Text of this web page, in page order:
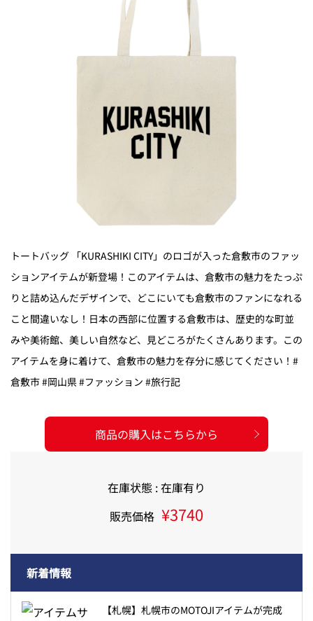
新着情報
【札幌】札幌市のMOTOJIアイテムが完成
トートバッグ 「KURASHIKI CITY」のロゴが入った倉敷市のファッ
ションアイテムが新登場！このアイテムは、倉敷市の魅力をたっぷ
りと詰め込んだデザインで、どこにいても倉敷市のファンになれる
こと間違いなし！日本の西部に位置する倉敷市は、歴史的な町並
みや美術館、美しい自然など、見どころがたくさんあります。この
アイテムを身に着けて、倉敷市の魅力を存分に感じてください！#
倉敷市 #岡山県 #ファッション #旅行記
商品の購入はこちらから
在庫状態 : 在庫有り
販売価格 ¥3740